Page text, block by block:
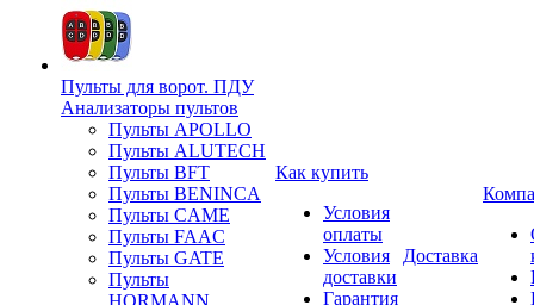
Пульты для ворот. ПДУ
Анализаторы пультов
Пульты APOLLO
Пульты ALUTECH
Пульты BFT
Пульты BENINCA
Пульты CAME
Пульты FAAC
Пульты GATE
Пульты
HORMANN
Как купить
Условия
оплаты
Условия
доставки
Гарантия
Доставка